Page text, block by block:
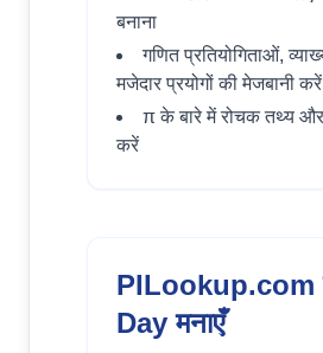
बनाना
गणित प्रतियोगिताओं,
मजेदार प्रयोगों की मेजबानी करें
π के बारे में रोचक तथ्य और
करें
PILookup.com
Day मनाएँ